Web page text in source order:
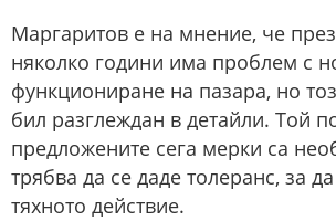
Маргаритов е на мнение, че
няколко години има проблем с
функциониране на пазара, но
бил разглеждан в детайли. Той
предложените сега мерки са
трябва да се даде толеранс, за
тяхното действие.